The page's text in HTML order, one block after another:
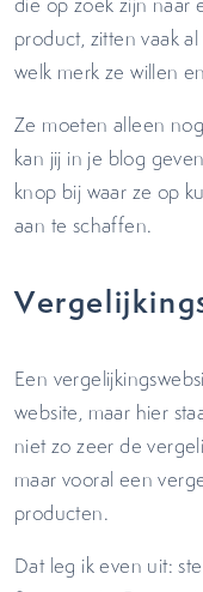
product, zitten vaak
welk merk ze willen
Ze moeten alleen
kan jij in je blog
knop bij waar ze op
aan te schaffen.
Een
website, maar hier
niet zo zeer de
maar vooral een
producten.
Dat leg ik even uit: